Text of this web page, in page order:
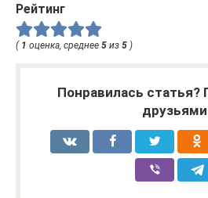
Рейтинг
( 1 оценка, среднее 5 из 5 )
Понравилась статья?